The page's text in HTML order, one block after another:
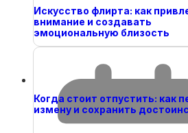
ВячеславИскусство флирта: как
внимание и создавать
эмоциональную близость
Когда стоит отпустить: как
измену и сохранить